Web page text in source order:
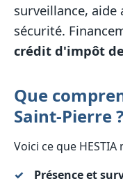
surveillance, aide
sécurité.
crédit d'impôt
Que
Saint-Pierre ?
Voici ce que
Présence et